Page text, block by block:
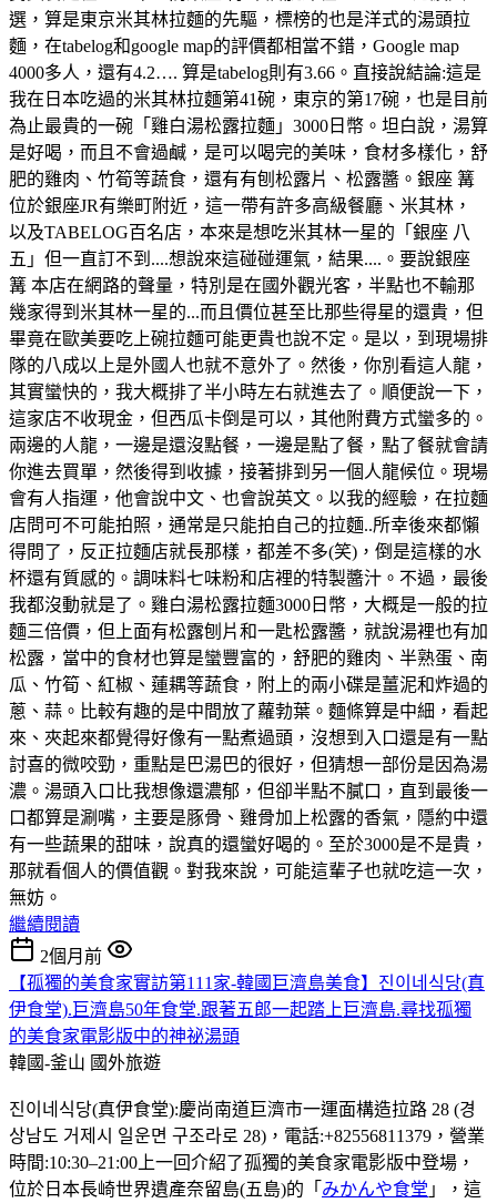
選，算是東京米其林拉麵的先驅，標榜的也是洋式的湯頭拉
麵，在tabelog和google map的評價都相當不錯，Google map
4000多人，還有4.2…. 算是tabelog則有3.66。直接說結論:這是
我在日本吃過的米其林拉麵第41碗，東京的第17碗，也是目前
為止最貴的一碗「雞白湯松露拉麵」3000日幣。坦白說，湯算
是好喝，而且不會過鹹，是可以喝完的美味，食材多樣化，舒
肥的雞肉、竹筍等蔬食，還有有刨松露片、松露醬。銀座 篝
位於銀座JR有樂町附近，這一帶有許多高級餐廳、米其林，
以及TABELOG百名店，本來是想吃米其林一星的「銀座 八
五」但一直訂不到....想說來這碰碰運氣，結果....。要說銀座
篝 本店在網路的聲量，特別是在國外觀光客，半點也不輸那
幾家得到米其林一星的...而且價位甚至比那些得星的還貴，但
畢竟在歐美要吃上碗拉麵可能更貴也說不定。是以，到現場排
隊的八成以上是外國人也就不意外了。然後，你別看這人龍，
其實蠻快的，我大概排了半小時左右就進去了。順便說一下，
這家店不收現金，但西瓜卡倒是可以，其他附費方式蠻多的。
兩邊的人龍，一邊是還沒點餐，一邊是點了餐，點了餐就會請
你進去買單，然後得到收據，接著排到另一個人龍候位。現場
會有人指運，他會說中文、也會說英文。以我的經驗，在拉麵
店問可不可能拍照，通常是只能拍自己的拉麵..所幸後來都懶
得問了，反正拉麵店就長那樣，都差不多(笑)，倒是這樣的水
杯還有質感的。調味料七味粉和店裡的特製醬汁。不過，最後
我都沒動就是了。雞白湯松露拉麵3000日幣，大概是一般的拉
麵三倍價，但上面有松露刨片和一匙松露醬，就說湯裡也有加
松露，當中的食材也算是蠻豐富的，舒肥的雞肉、半熟蛋、南
瓜、竹筍、紅椒、蓮耦等蔬食，附上的兩小碟是薑泥和炸過的
蔥、蒜。比較有趣的是中間放了蘿勃葉。麵條算是中細，看起
來、夾起來都覺得好像有一點煮過頭，沒想到入口還是有一點
討喜的微咬勁，重點是巴湯巴的很好，但猜想一部份是因為湯
濃。湯頭入口比我想像還濃郁，但卻半點不膩口，直到最後一
口都算是涮嘴，主要是豚骨、雞骨加上松露的香氣，隱約中還
有一些蔬果的甜味，說真的還蠻好喝的。至於3000是不是貴，
那就看個人的價值觀。對我來說，可能這輩子也就吃這一次，
無妨。
繼續閱讀
2個月前
【孤獨的美食家實訪第111家-韓國巨濟島美食】진이네식당(真
伊食堂).巨濟島50年食堂.跟著五郎一起踏上巨濟島.尋找孤獨
的美食家電影版中的神祕湯頭
韓國-釜山 國外旅遊
진이네식당(真伊食堂):慶尚南道巨濟市一運面構造拉路 28 (경
상남도 거제시 일운면 구조라로 28)，電話:+82556811379，營業
時間:10:30–21:00上一回介紹了孤獨的美食家電影版中登場，
位於日本長崎世界遺產奈留島(五島)的「 みかんや食堂 」，這